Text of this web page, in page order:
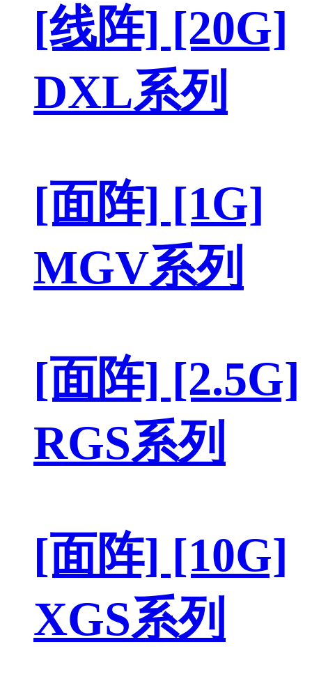
[线阵] [20G]
DXL系列
[面阵] [1G]
MGV系列
[面阵] [2.5G]
RGS系列
[面阵] [10G]
XGS系列